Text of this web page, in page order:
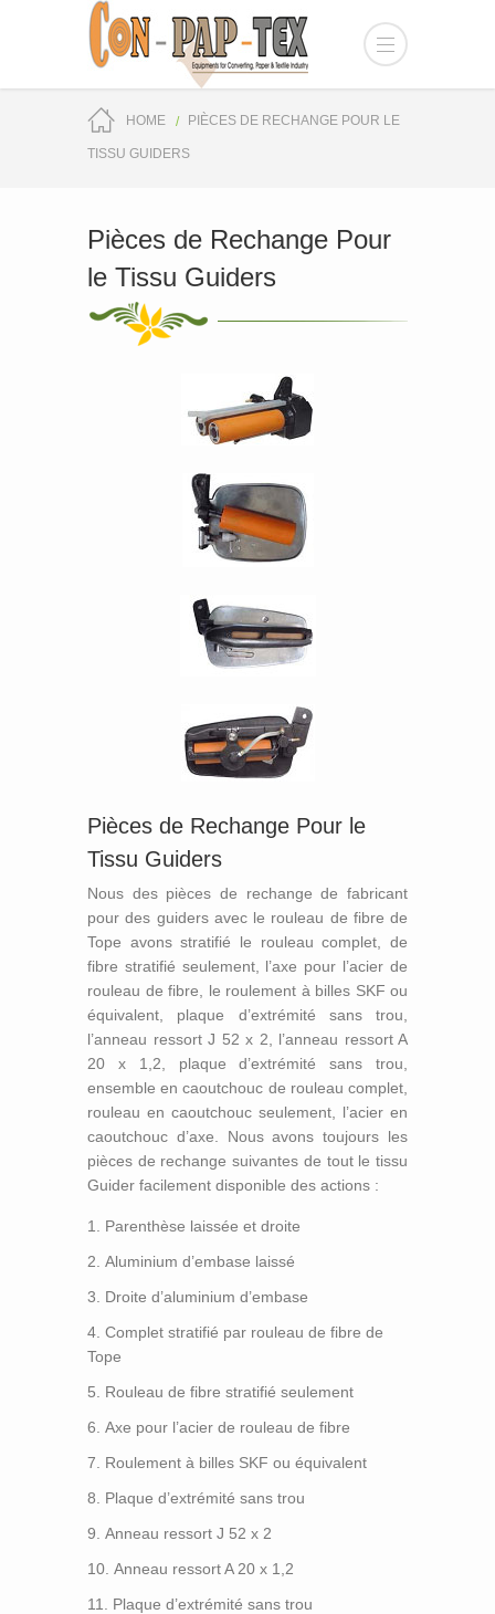
HOME PIÈCES DE RECHANGE POUR LE
TISSU GUIDERS
Pièces de Rechange Pour
le Tissu Guiders
Pièces de Rechange Pour le
Tissu Guiders
Nous des pièces de rechange de fabricant
pour des guiders avec le rouleau de fibre de
Tope avons stratifié le rouleau complet, de
fibre stratifié seulement, l’axe pour l’acier de
rouleau de fibre, le roulement à billes SKF ou
équivalent, plaque d’extrémité sans trou,
l’anneau ressort J 52 x 2, l’anneau ressort A
20 x 1,2, plaque d’extrémité sans trou,
ensemble en caoutchouc de rouleau complet,
rouleau en caoutchouc seulement, l’acier en
caoutchouc d’axe. Nous avons toujours les
pièces de rechange suivantes de tout le tissu
Guider facilement disponible des actions :
Parenthèse laissée et droite
Aluminium d’embase laissé
Droite d’aluminium d’embase
Complet stratifié par rouleau de fibre de
Tope
Rouleau de fibre stratifié seulement
Axe pour l’acier de rouleau de fibre
Roulement à billes SKF ou équivalent
Plaque d’extrémité sans trou
Anneau ressort J 52 x 2
Anneau ressort A 20 x 1,2
Plaque d’extrémité sans trou